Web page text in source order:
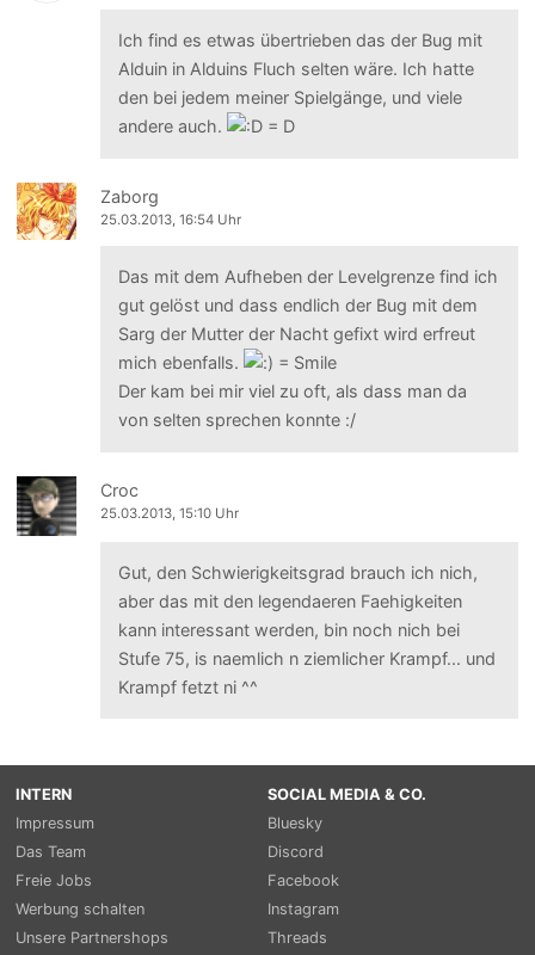
Ich find es etwas übertrieben das der Bug mit
Alduin in Alduins Fluch selten wäre. Ich hatte
den bei jedem meiner Spielgänge, und viele
andere auch.
Zaborg
25.03.2013, 16:54 Uhr
Das mit dem Aufheben der Levelgrenze find ich
gut gelöst und dass endlich der Bug mit dem
Sarg der Mutter der Nacht gefixt wird erfreut
mich ebenfalls.
Der kam bei mir viel zu oft, als dass man da
von selten sprechen konnte :/
Croc
25.03.2013, 15:10 Uhr
Gut, den Schwierigkeitsgrad brauch ich nich,
aber das mit den legendaeren Faehigkeiten
kann interessant werden, bin noch nich bei
Stufe 75, is naemlich n ziemlicher Krampf... und
Krampf fetzt ni ^^
INTERN
Impressum
Das Team
Freie Jobs
Werbung schalten
Unsere Partnershops
SOCIAL MEDIA & CO.
Bluesky
Discord
Facebook
Instagram
Threads